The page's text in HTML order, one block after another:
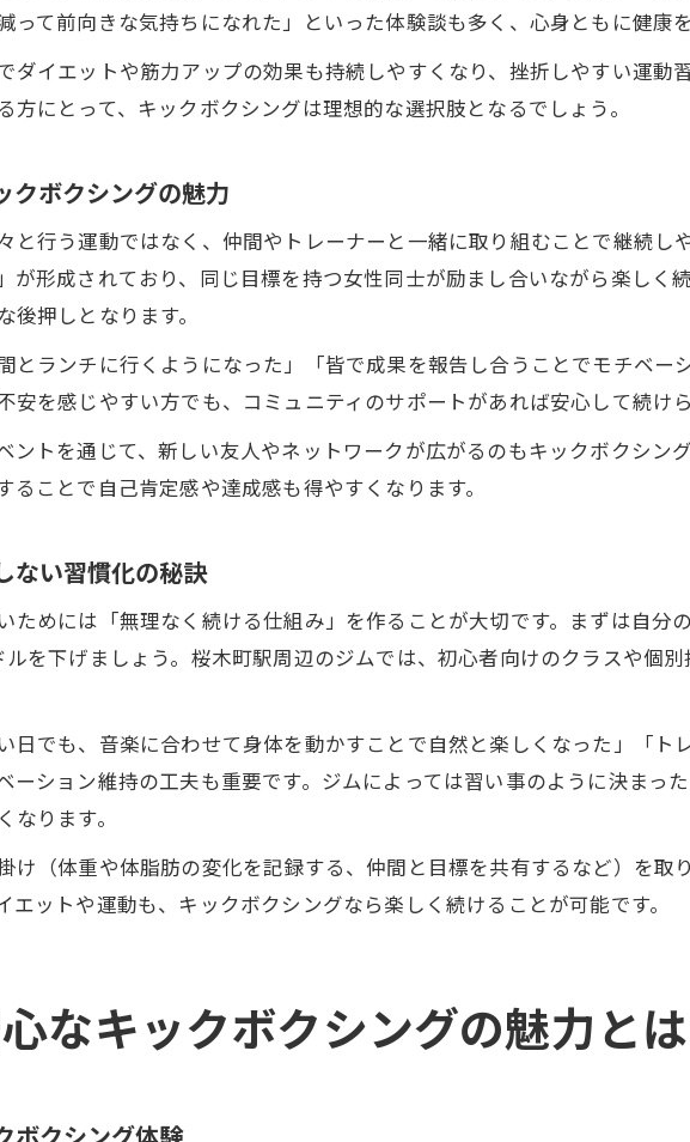
ストレス発散とボディメイクを両立する方法
気軽に始める音楽付きキックボクシング体験
って前向きな気持ちになれた」といった体験談も多く、心身ともに健康
ダイエットや筋力アップの効果も持続しやすくなり、挫折しやすい運動
方にとって、キックボクシングは理想的な選択肢となるでしょう。
クボクシングの魅力
と行う運動ではなく、仲間やトレーナーと一緒に取り組むことで継続し
が形成されており、同じ目標を持つ女性同士が励まし合いながら楽しく
押しとなります。
とランチに行くようになった」「皆で成果を報告し合うことでモチベー
安を感じやすい方でも、コミュニティのサポートがあれば安心して続け
ントを通じて、新しい友人やネットワークが広がるのもキックボクシン
ことで自己肯定感や達成感も得やすくなります。
ない習慣化の秘訣
ためには「無理なく続ける仕組み」を作ることが大切です。まずは自分
を下げましょう。桜木町駅周辺のジムでは、初心者向けのクラスや個
日でも、音楽に合わせて身体を動かすことで自然と楽しくなった」「
ーション維持の工夫も重要です。ジムによっては習い事のように決まっ
ります。
け（体重や体脂肪の変化を記録する、仲間と目標を共有するなど）を取
エットや運動も、キックボクシングなら楽しく続けることが可能です。
なキックボクシングの魅力とは